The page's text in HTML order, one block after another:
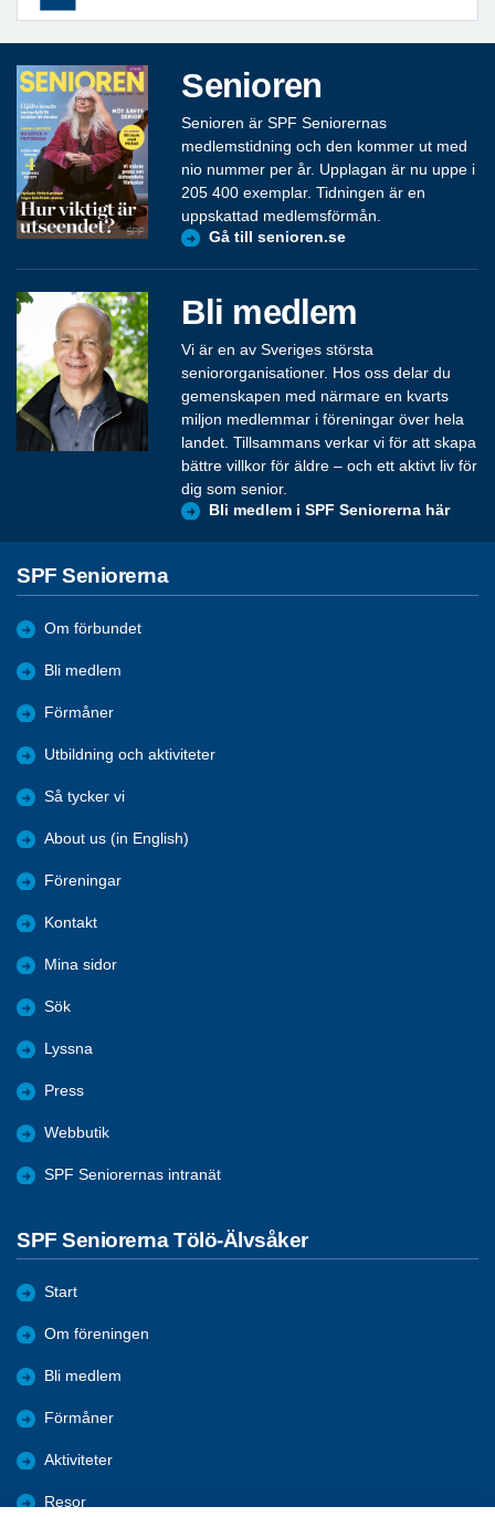
Senioren
Senioren är SPF Seniorernas
medlemstidning och den kommer ut med
nio nummer per år. Upplagan är nu uppe i
205 400 exemplar. Tidningen är en
uppskattad medlemsförmån.
Gå till senioren.se
Bli medlem
Vi är en av Sveriges största
seniororganisationer. Hos oss delar du
gemenskapen med närmare en kvarts
miljon medlemmar i föreningar över hela
landet. Tillsammans verkar vi för att skapa
bättre villkor för äldre – och ett aktivt liv för
dig som senior.
Bli medlem i SPF Seniorerna här
SPF Seniorerna
Om förbundet
Bli medlem
Förmåner
Utbildning och aktiviteter
Så tycker vi
About us (in English)
Föreningar
Kontakt
Mina sidor
Sök
Lyssna
Press
Webbutik
SPF Seniorernas intranät
SPF Seniorerna Tölö-Älvsåker
Start
Om föreningen
Bli medlem
Förmåner
Aktiviteter
Resor